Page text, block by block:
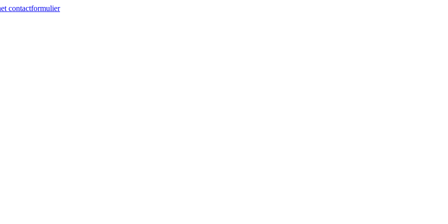
contactformulier